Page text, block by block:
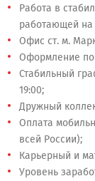
Работа в
работающей
Офис ст. м.
Оформление
Стабильный
19:00;
Дружный
Оплата
всей России);
Карьерный и
Уровень